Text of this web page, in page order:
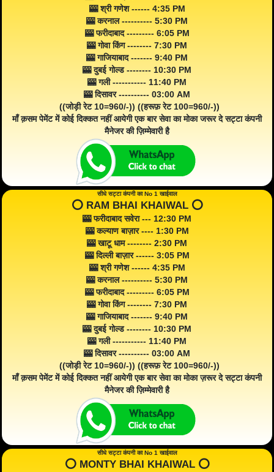
🎰 श्री गणेश ------ 4:35 PM
🎰 करनाल ---------- 5:30 PM
🎰 फरीदाबाद --------- 6:05 PM
🎰 गोवा किंग -------- 7:30 PM
🎰 गाजियाबाद ------- 9:40 PM
🎰 दुबई गोल्ड -------- 10:30 PM
🎰 गली ----------- 11:40 PM
🎰 दिसावर ---------- 03:00 AM
((जोड़ी रेट 10=960/-)) ((हरूफ़ रेट 100=960/-))
माँ क़सम पेमेंट में कोई दिक्कत नहीं आयेगी एक बार सेवा का मोका जरूर दे सट्टा कंपनी
मैनेजर की ज़िम्मेवारी है
सीधे सट्टा कंपनी का No 1 खाईवाल
⭕️ RAM BHAI KHAIWAL ⭕️
🎰 फरीदाबाद सवेरा --- 12:30 PM
🎰 कल्याण बाज़ार ---- 1:30 PM
🎰 खाटू धाम -------- 2:30 PM
🎰 दिल्ली बाज़ार ------ 3:05 PM
🎰 श्री गणेश ------ 4:35 PM
🎰 करनाल ---------- 5:30 PM
🎰 फरीदाबाद --------- 6:05 PM
🎰 गोवा किंग -------- 7:30 PM
🎰 गाजियाबाद ------- 9:40 PM
🎰 दुबई गोल्ड -------- 10:30 PM
🎰 गली ----------- 11:40 PM
🎰 दिसावर ---------- 03:00 AM
((जोड़ी रेट 10=960/-)) ((हरूफ़ रेट 100=960/-))
माँ क़सम पेमेंट में कोई दिक्कत नहीं आयेगी एक बार सेवा का मोका ज़रूर दे सट्टा कंपनी
मैनेजर की ज़िम्मेवारी है
सीधे सट्टा कंपनी का No 1 खाईवाल
⭕️ MONTY BHAI KHAIWAL ⭕️